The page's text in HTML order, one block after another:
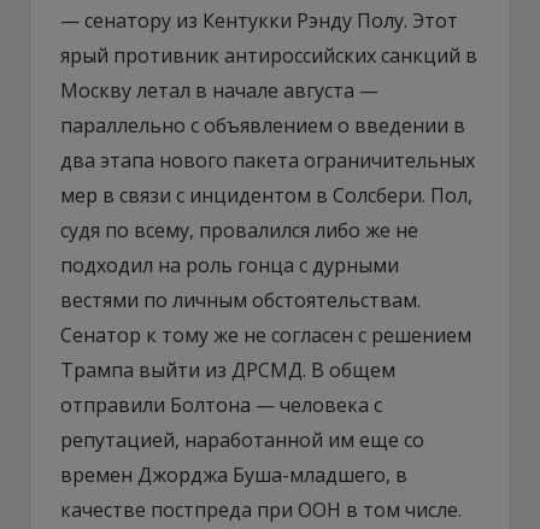
— сенатору из Кентукки Рэнду Полу. Этот
ярый противник антироссийских санкций в
Москву летал в начале августа —
параллельно с объявлением о введении в
два этапа нового пакета ограничительных
мер в связи с инцидентом в Солсбери. Пол,
судя по всему, провалился либо же не
подходил на роль гонца с дурными
вестями по личным обстоятельствам.
Сенатор к тому же не согласен с решением
Трампа выйти из ДРСМД. В общем
отправили Болтона — человека с
репутацией, наработанной им еще со
времен Джорджа Буша-младшего, в
качестве постпреда при ООН в том числе.